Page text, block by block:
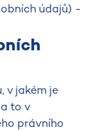
údajů) -
v jakém je
to v
právního